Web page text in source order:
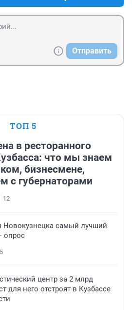
Отправить
ТОП 5
в ресторанного
что мы знаем
бизнесмене,
с губернаторами
12
Новокузнецка самый лучший
опрос
5
центр за 2 млрд
для него отстроят в Кузбассе